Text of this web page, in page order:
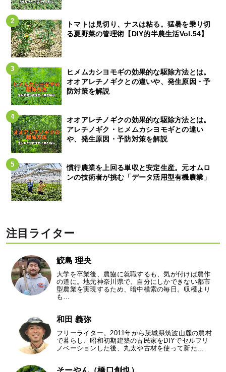
トマトは見切り、ナスは粘る。猛暑を乗り切
る夏野菜の管理術【DIY的半農生活Vol.54】
ヒメムカシヨモギの効果的な駆除方法とは。
オオアレチノギクとの違いや、発生原因・予
防対策を解説
オオアレチノギクの効果的な駆除方法とは。
アレチノギク・ヒメムカシヨモギとの違い
や、発生原因・予防対策を解説
慣行農業を上回る単収と安定生産。元オムロ
ンの技術者が挑む「データ活用型有機農業」
注目ライター
鮫島 理央
大学を卒業後、農協に就職するも、気が付けば農作
の道に。地元神奈川県で、自分にしかできない都市
型農業を実現するため、暗中模索の毎日。収穫より
も…
和田 義弥
フリーライター。2011年から茨城県筑波山麓の農村
で暮らし、昭和初期建築の古民家をDIYでセルフリ
ノベーションした後、丸太や古材を使って新た…